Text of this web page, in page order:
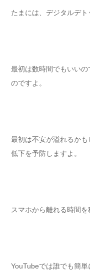
たまには、デジタルデ
最初は数時間でもいい
のですよ。
最初は不安が溢れるか
低下を予防しますよ。
スマホから離れる時間
YouTubeでは誰でも簡単